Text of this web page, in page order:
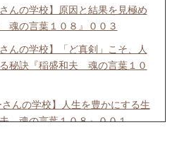
んの学校】原因と結果を見極め
魂の言葉１０８』００３
んの学校】「ど真剣」こそ、人
秘訣『稲盛和夫 魂の言葉１０
んの学校】人生を豊かにする生
魂の言葉１０８』００１